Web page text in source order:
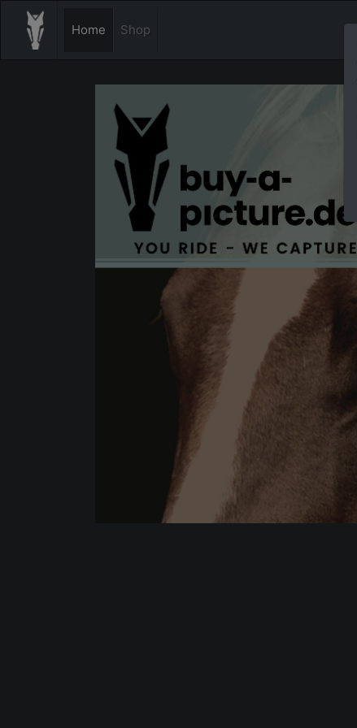
Home Shop